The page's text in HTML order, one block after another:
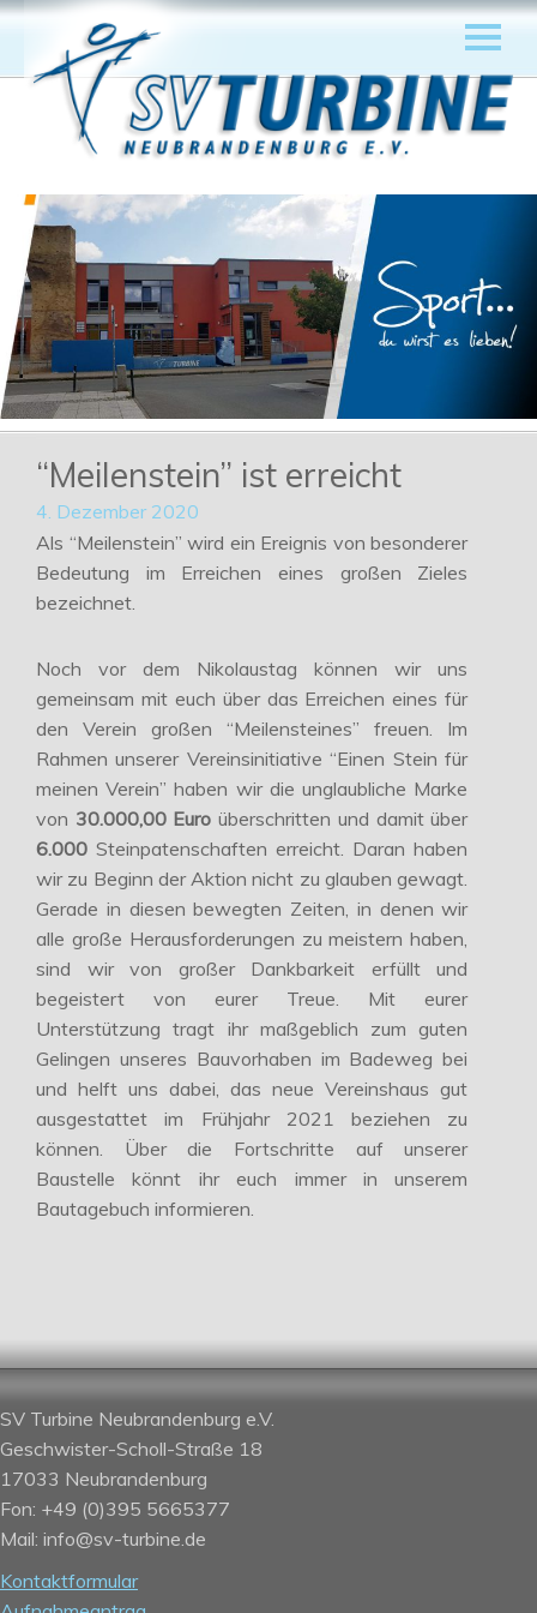
“Meilenstein” ist erreicht
4. Dezember 2020
Als “Meilenstein” wird ein Ereignis von besonderer
Bedeutung im Erreichen eines großen Zieles
bezeichnet.
Noch vor dem Nikolaustag können wir uns
gemeinsam mit euch über das Erreichen eines für
den Verein großen “Meilensteines” freuen. Im
Rahmen unserer Vereinsinitiative “Einen Stein für
meinen Verein” haben wir die unglaubliche Marke
von 30.000,00 Euroüberschritten und damit über
6.000 Steinpatenschaften erreicht. Daran haben
wir zu Beginn der Aktion nicht zu glauben gewagt.
Gerade in diesen bewegten Zeiten, in denen wir
alle große Herausforderungen zu meistern haben,
sind wir von großer Dankbarkeit erfüllt und
begeistert von eurer Treue. Mit eurer
Unterstützung tragt ihr maßgeblich zum guten
Gelingen unseres Bauvorhaben im Badeweg bei
und helft uns dabei, das neue Vereinshaus gut
ausgestattet im Frühjahr 2021 beziehen zu
können. Über die Fortschritte auf unserer
Baustelle könnt ihr euch immer in unserem
Bautagebuch informieren.
SV Turbine Neubrandenburg e.V.
Geschwister-Scholl-Straße 18
17033 Neubrandenburg
Fon: +49 (0)395 5665377
Mail: info@sv-turbine.de
Kontaktformular